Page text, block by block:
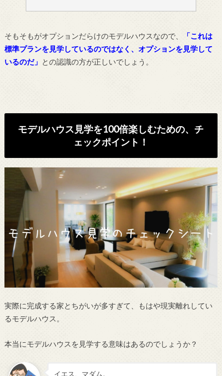
そもそもがオプションだらけのモデルハウスなので、
「これは
標準プランを見学しているのではなく、オプションを見学して
いるのだ」 との認識の方が正しいでしょう。
モデルハウス見学を100倍楽しむための、チ
ェックポイント！
実際に完成する家とちがいが多すぎて、もはや現実離れしてい
るモデルハウス。
本当にモデルハウスを見学する意味はあるのでしょうか？
イエス、マダム。